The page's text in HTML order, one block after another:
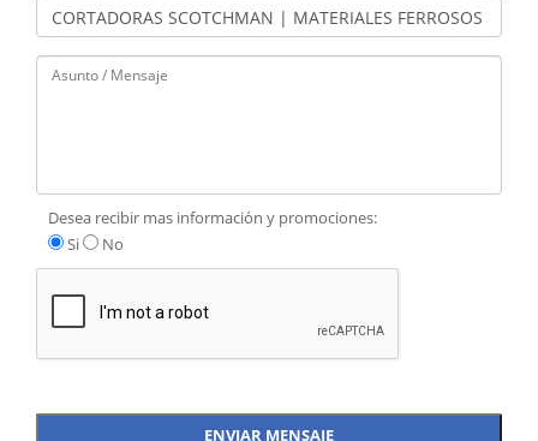
Desea recibir mas información y promociones:
Si
No